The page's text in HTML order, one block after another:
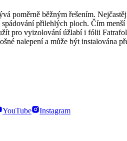
poměrně běžným řešením.
přilehlých ploch. Čím
pro vyizolování úžlabí i fólii
nalepení a může být instalována
YouTube Instagram